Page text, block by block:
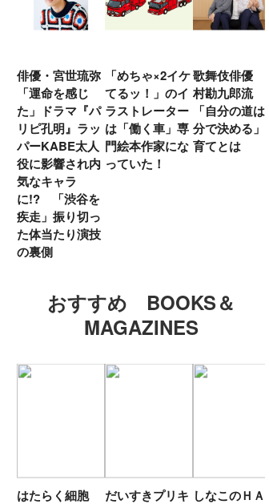
俳優・宮世琉弥
「運命を感じ
た」ドラマ『パ
リピ孔明』ラッ
パーKABE太人
役に影響され内
気なキャラ
に!? 「渋谷を
疾走」振り切っ
た体当たり演技
の裏側
「めちゃ×2イケ
てるッ！」のイ
ラストレーター
は「働く車」専
門絵本作家にな
っていた！
歌舞伎俳優 中
村勘九郎流
「自分の道は自
分で決める」子
育てとは
おすすめ BOOKS＆
MAGAZINES
はたらく細胞
だいすきプリキ しなこのＨＡＰ